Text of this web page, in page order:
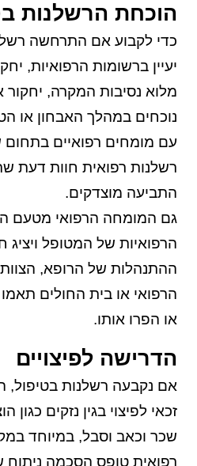
הוכחת הרשלנות
כדי לקבוע אם התרחשה
יעיין ברשומות הרפואיות,
מלוא נסיבות המקרה,
נוכחים במהלך האבחון או
עם מומחים רפואיים בתחום
רשלנות רפואית חוות דעת
התביעה מוצדקים.
גם המומחה הרפואי מטעם
הרפואיות של המטופל
ההתנהלות של הרופא,
הרפואי או בית החולים
או הפרו אותו.
הדרישה לפיצויים
אם נקבעה רשלנות בטיפול,
זכאי לפיצוי בגין נזקים כגון
שכר וכאב וסבל, במיוחד
רפואית טופס הסכמה